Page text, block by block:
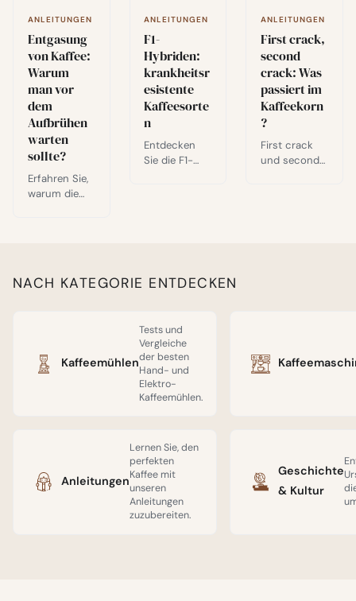
s-
Wasserkoche
r.
endgültigen
Geschmack
Ihrer Tasse
prägt.
ANLEITUNGEN
Entgasung
von Kaffee:
Warum
man vor
dem
Aufbrühen
warten
sollte?
Erfahren Sie,
warum die
ist: die Rolle
optimale
Extraktion.
ANLEITUNGEN
F1-
Hybriden:
krankheitsr
esistente
Kaffeesorte
n
Entdecken
Sie die F1-
Tassenqualitä
Spezialitätenk
affees
vereinen.
ANLEITUNGEN
First crack,
second
crack: Was
passiert im
Kaffeekorn
?
First crack
und second
und Methode.
NACH KATEGORIE ENTDECKEN
Kaffeemühlen
Tests und
Vergleiche
der besten
Hand- und
Elektro-
Kaffeemühlen.
Anleitungen
Lernen Sie, den
perfekten
Kaffee mit
unseren
Anleitungen
zuzubereiten.
Geschichte
& Kultur